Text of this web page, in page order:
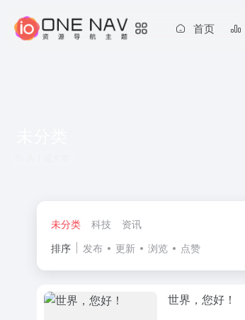
首页
未分类 科技
资讯
排序
发布 更新 浏览 点赞
世界，您好！